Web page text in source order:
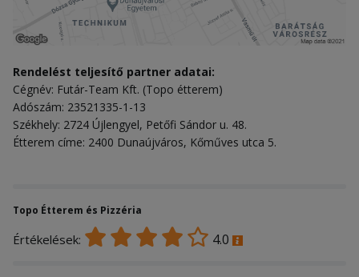
Rendelést teljesítő partner adatai:
Cégnév: Futár-Team Kft. (Topo étterem)
Adószám: 23521335-1-13
Székhely: 2724 Újlengyel, Petőfi Sándor u. 48.
Étterem címe: 2400 Dunaújváros, Kőműves utca 5.
Topo Étterem és Pizzéria
Értékelések: 4.0